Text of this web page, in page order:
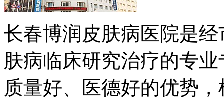
长春博润皮肤病医院是
肤病临床研究治疗的专
质量好、医德好的优势